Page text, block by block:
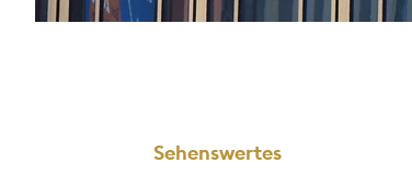
Sehenswertes